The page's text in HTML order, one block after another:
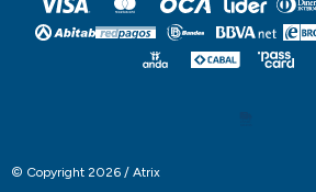
© Copyright 2026 / Atrix